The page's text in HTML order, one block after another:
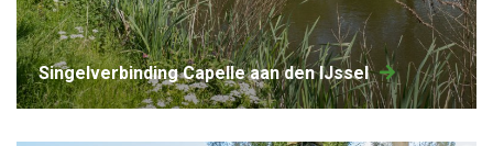
Singelverbinding Capelle aan den IJssel